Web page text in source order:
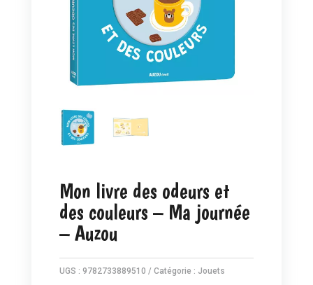
Mon livre des odeurs et
des couleurs – Ma journée
– Auzou
UGS : 9782733889510 Catégorie : Jouets